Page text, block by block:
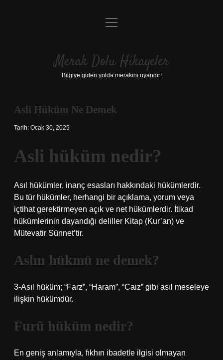
Anasayfa
Yasal Uyarı
menüyü
Merak Dolu Hikayeler
Bilgiye giden yolda merakını uyandır!
Asli Hüküm Ne Demek
Tarih: Ocak 30, 2025
Asli hüküm nedir?
Asıl hükümler, inanç esasları hakkındaki hükümlerdir.
Bu tür hükümler, herhangi bir açıklama, yorum veya
içtihat gerektirmeyen açık ve net hükümlerdir. İtikad
hükümlerinin dayandığı deliller Kitap (Kur’an) ve
Mütevatir Sünnet’tir.
Aslın hükmü ne demek?
3-Asıl hüküm; “Farz”, “Haram”, “Caiz” gibi asıl meseleye
ilişkin hükümdür.
Furû hüküm nedir?
En geniş anlamıyla, fıkhın ibadetle ilgisi olmayan